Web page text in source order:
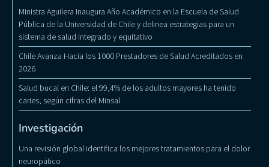
Ministra Aguilera Inaugura Año Académico en la Escuela de Salud
Pública de la Universidad de Chile y delinea estrategias para un
sistema de salud integrado y equitativo
Chile Avanza Hacia los 1000 Prestadores de Salud Acreditados en
2026
Salud bucal en Chile: el 99,4% de los adultos mayores ha tenido
caries, según cifras del Minsal
Investigación
Una revisión global identifica los mejores tratamientos para el dolor
neuropático